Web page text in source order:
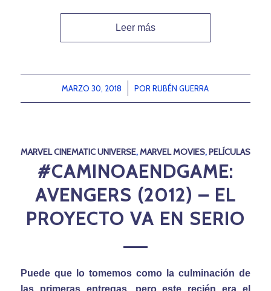
Leer más
MARZO 30, 2018
/ PORRUBÉN GUERRA
MARVEL CINEMATIC UNIVERSE,MARVEL MOVIES,PELÍCULAS
#CAMINOAENDGAME:
AVENGERS (2012) – EL
PROYECTO VA EN SERIO
Puede que lo tomemos como la culminación de